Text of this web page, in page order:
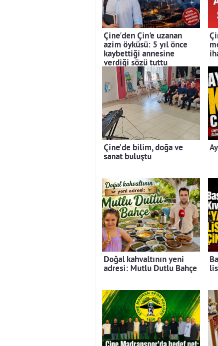
Çine'den Çin'e uzanan
azim öyküsü: 5 yıl önce
kaybettiği annesine
verdiği sözü tuttu
Çine’de bilim, doğa ve
sanat buluştu
Doğal kahvaltının yeni
adresi: Mutlu Dutlu Bahçe